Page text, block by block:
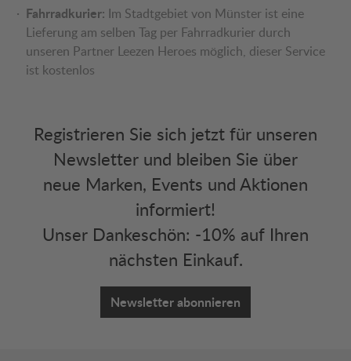
Fahrradkurier: Im Stadtgebiet von Münster ist eine
Lieferung am selben Tag per Fahrradkurier durch
unseren Partner Leezen Heroes möglich, dieser Service
ist kostenlos
Registrieren Sie sich jetzt für unseren
Newsletter und bleiben Sie über
neue Marken, Events und Aktionen
informiert!
Unser Dankeschön: -10% auf Ihren
nächsten Einkauf.
Newsletter abonnieren